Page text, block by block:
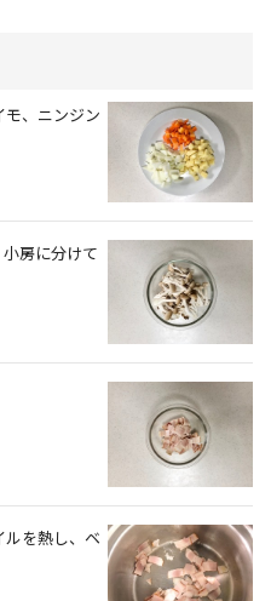
モ、ニンジン
房に分けて
ルを熱し、ベ